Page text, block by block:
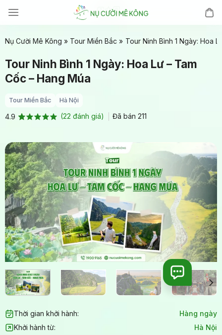
đến
dung
Nụ Cười Mê Kông » Tour Miền Bắc » Tour Ninh Bình 1 Ngày: Hoa
Tour Ninh Bình 1 Ngày: Hoa Lư – Tam
Cốc – Hang Múa
Tour Miền Bắc Hà Nội
4.9
đánh giá
(22 đánh giá) Đã bán 211
Thời gian khởi hành:
Hàng ngày
Khởi hành từ:
Hà Nội